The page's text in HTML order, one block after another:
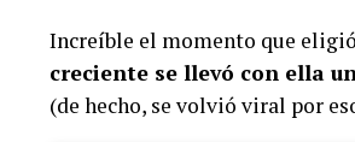
Increíble el momento que
creciente se llevó con ella
(de hecho, se volvió viral por